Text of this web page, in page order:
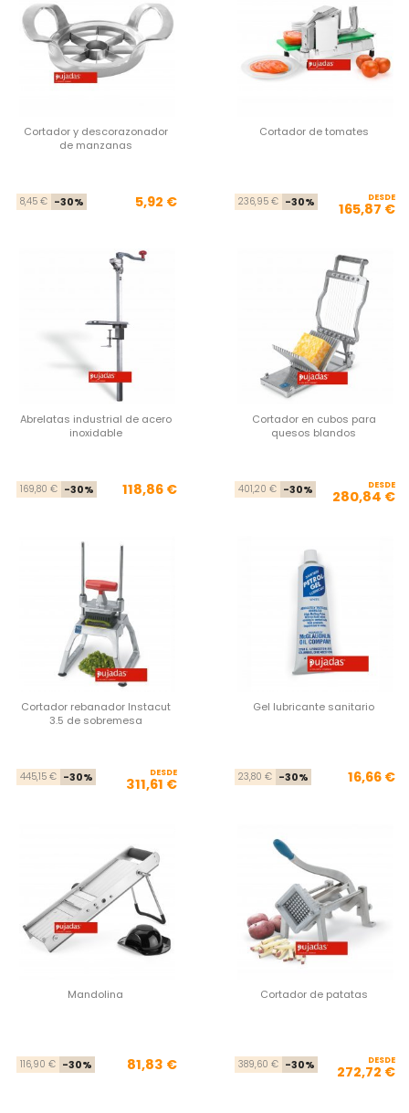
Cortador y descorazonador
de manzanas
Precio base
8,45 € -30% Precio
5,92 €
Cortador de tomates
236,95 € -30% DESDE
165,87 €
Abrelatas industrial de acero
inoxidable
Precio base
169,80 € -30% Precio
118,86 €
Cortador en cubos para
quesos blandos
401,20 € -30% DESDE
280,84 €
Cortador rebanador Instacut
3.5 de sobremesa
Precio base
445,15 € -30% Precio
DESDE
311,61 €
Gel lubricante sanitario
23,80 € -30% 16,66 €
Mandolina
Precio base
116,90 € -30% Precio
81,83 €
Cortador de patatas
389,60 € -30% DESDE
272,72 €